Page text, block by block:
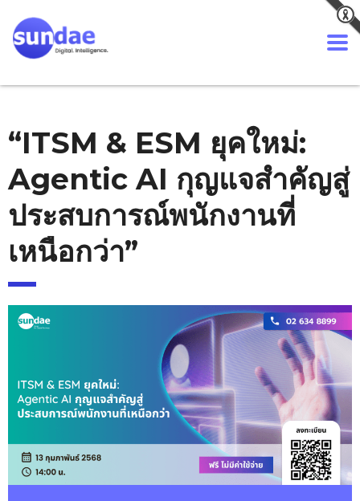
“ITSM & ESM ยุคใหม่:
Agentic AI กุญแจสำคัญสู่
ประสบการณ์พนักงานที่
เหนือกว่า”